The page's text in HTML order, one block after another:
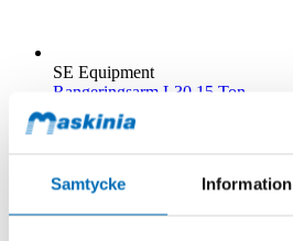
Samtycke Information
SE Equipment
Rangeringsarm L30 15 Ton
101274
Beställningsvara
.
Lägg till i kundvagn